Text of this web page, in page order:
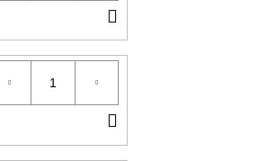
KOŠÍKU
KOŠÍKU